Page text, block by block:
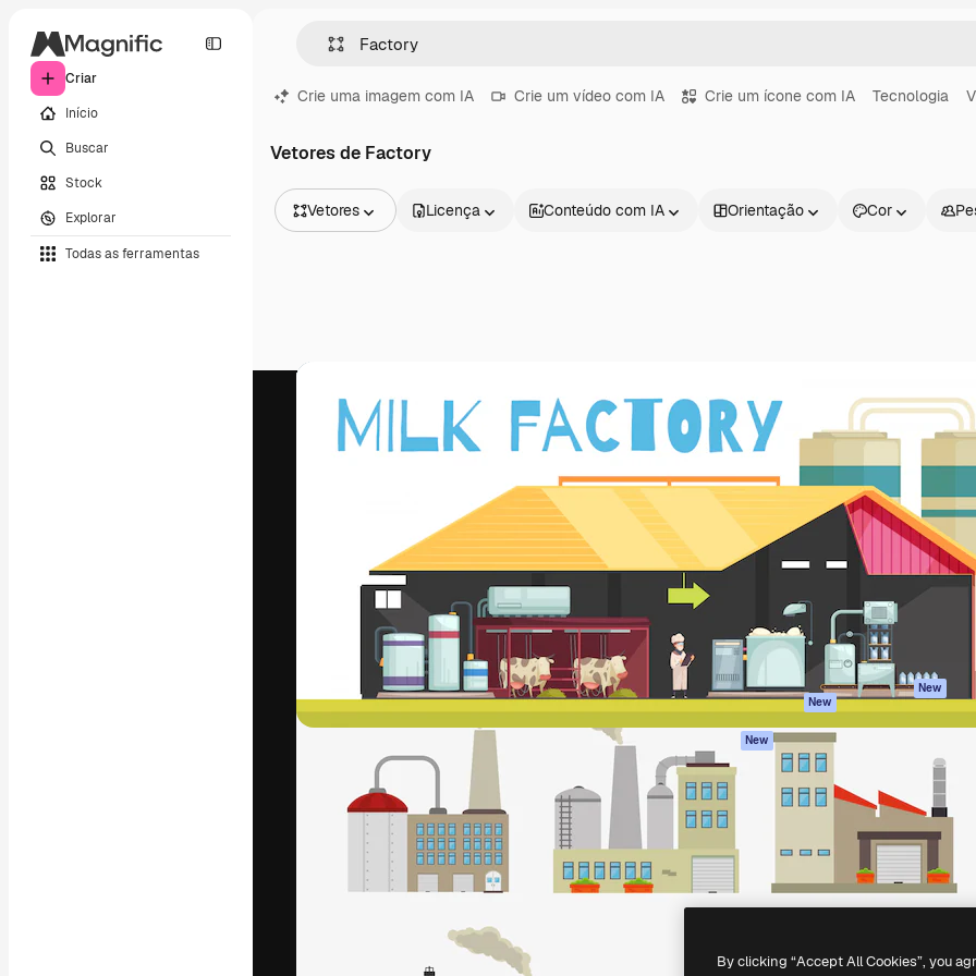
Criar
Início
Buscar
Stock
Explorar
Todas as ferramentas
Crie uma imagem com IA Crie um vídeo com IA Crie um ícone com IA Tecnologia
Vetores de Factory
Vetores
Vídeos
Animações
Modelos de vídeos
Licença Conteúdo com IA Orientação Cor
A plataforma criativa para você direcionar
seu melhor trabalho. Mais de 1 milhão de
assinantes entre criativos, empresas,
agências e estúdios.
Português
Produtos
Spaces
Assistente de IA
Gerador de
imagens
Gerador de vídeos
Texto para voz
Conteúdo de stock
MCP para
Claude/ChatGPT
New
New
API
App móvel
Todas as
Começar
Academy
Documentação
Atendimento
condições
Política de
privacidade
Originais New
Política de
confiabilidade
Afiliados
Empresas
Todos os direitos reservados.
By clicking “Accept All Cookies”, you